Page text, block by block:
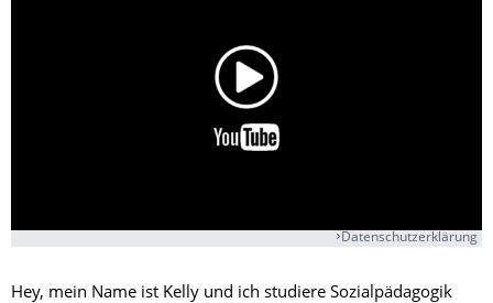
Datenschutzerklärung
Hey, mein Name ist Kelly und ich studiere Sozialpädagogik